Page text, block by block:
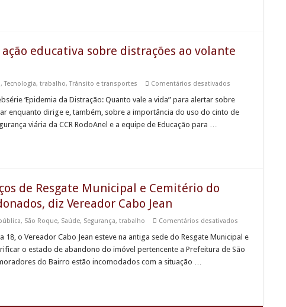
escorpiões
ação educativa sobre distrações ao volante
,Tecnologia, trabalho,Trânsito e transportes Comentários desativados
RodoAnel
ação
‘Epidemia da Distração: Quanto vale a vida” para alertar sobre
enquanto dirige e, também, sobre a importância do uso do cinto de
viária da CCR RodoAnel e a equipe de Educação para …
de Resgate Municipal e Cemitério do
diz Vereador Cabo Jean
, São Roque, Saúde, Segurança, trabalho Comentários desativados
sede
serviços
Cambará
o Vereador Cabo Jean esteve na antiga sede do Resgate Municipal e
o estado de abandono do imóvel pertencente a Prefeitura de São
do Bairro estão incomodados com a situação …